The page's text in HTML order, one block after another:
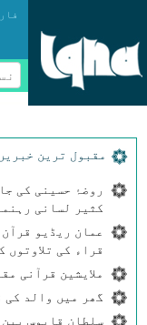
مقبول ترین
روضۂ حسینی کی
کثیر لسانی
عمان ریڈیو
قراء کی تلاوتوں
ملایشین قرآنی
گھر میں والد کی